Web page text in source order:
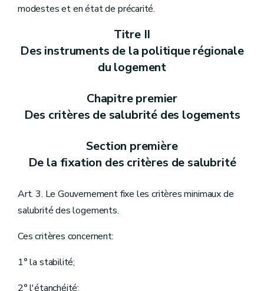
modestes et en état de précarité.
Titre II
Des instruments de la politique régionale
du logement
Chapitre premier
Des critères de salubrité des logements
Section première
De la fixation des critères de salubrité
Art. 3. Le Gouvernement fixe les critères minimaux de
salubrité des logements.
Ces critères concernent:
1° la stabilité;
2° l'étanchéité;